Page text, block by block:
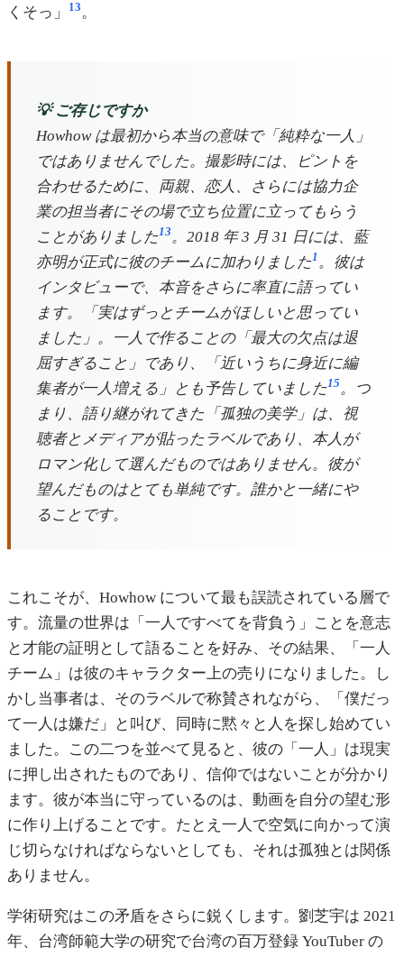
くそっ」
13。
💡 ご存じですか
Howhow は最初から本当の意味で「純粋な一人」
ではありませんでした。撮影時には、ピントを
合わせるために、両親、恋人、さらには協力企
業の担当者にその場で立ち位置に立ってもらう
ことがありました13。2018 年 3 月 31 日には、藍
亦明が正式に彼のチームに加わりました1 。彼は
インタビューで、本音をさらに率直に語ってい
ます。「実はずっとチームがほしいと思ってい
ました」。一人で作ることの「最大の欠点は退
屈すぎること」であり、「近いうちに身近に編
集者が一人増える」とも予告していました15。つ
まり、語り継がれてきた「孤独の美学」は、視
聴者とメディアが貼ったラベルであり、本人が
ロマン化して選んだものではありません。彼が
望んだものはとても単純です。誰かと一緒にや
ることです。
これこそが、Howhow について最も誤読されている層で
す。流量の世界は「一人ですべてを背負う」ことを意志
と才能の証明として語ることを好み、その結果、「一人
チーム」は彼のキャラクター上の売りになりました。し
かし当事者は、そのラベルで称賛されながら、「僕だっ
て一人は嫌だ」と叫び、同時に黙々と人を探し始めてい
ました。この二つを並べて見ると、彼の「一人」は現実
に押し出されたものであり、信仰ではないことが分かり
ます。彼が本当に守っているのは、動画を自分の望む形
に作り上げることです。たとえ一人で空気に向かって演
じ切らなければならないとしても、それは孤独とは関係
ありません。
学術研究はこの矛盾をさらに鋭くします。劉芝宇は 2021
年、台湾師範大学の研究で台湾の百万登録 YouTuber の